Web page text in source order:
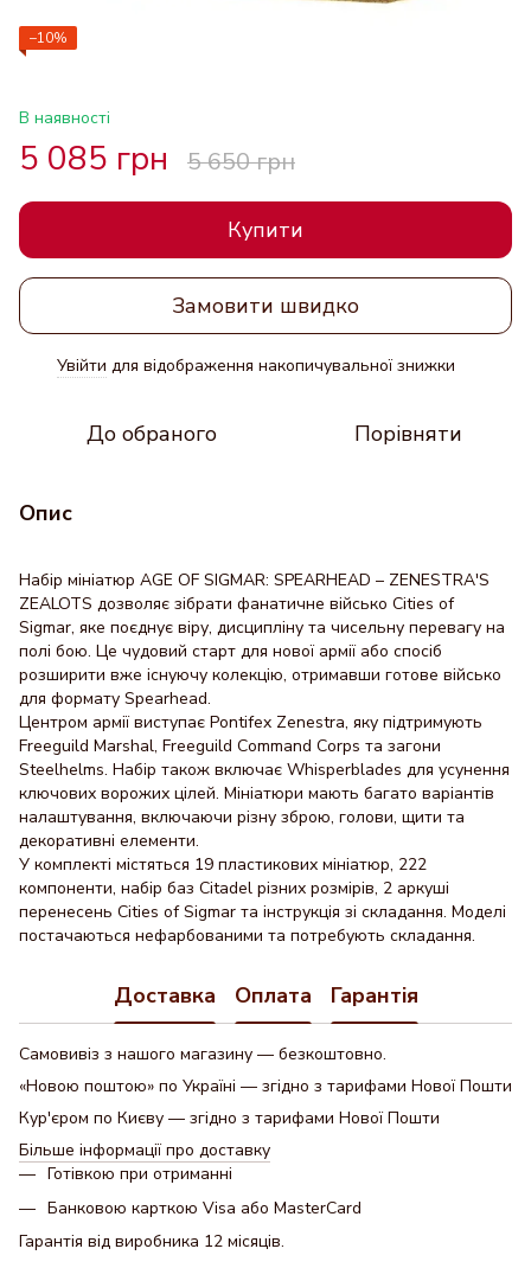
−10%
В наявності
5 085 грн 5 650 грн
Купити
Замовити швидко
Увійти для відображення накопичувальної знижки
До обраного Порівняти
Опис
Набір мініатюр AGE OF SIGMAR: SPEARHEAD – ZENESTRA'S
ZEALOTS дозволяє зібрати фанатичне військо Cities of
Sigmar, яке поєднує віру, дисципліну та чисельну перевагу на
полі бою. Це чудовий старт для нової армії або спосіб
розширити вже існуючу колекцію, отримавши готове військо
для формату Spearhead.
Центром армії виступає Pontifex Zenestra, яку підтримують
Freeguild Marshal, Freeguild Command Corps та загони
Steelhelms. Набір також включає Whisperblades для усунення
ключових ворожих цілей. Мініатюри мають багато варіантів
налаштування, включаючи різну зброю, голови, щити та
декоративні елементи.
У комплекті містяться 19 пластикових мініатюр, 222
компоненти, набір баз Citadel різних розмірів, 2 аркуші
перенесень Cities of Sigmar та інструкція зі складання. Моделі
постачаються нефарбованими та потребують складання.
Доставка Оплата Гарантія
Самовивіз з нашого магазину — безкоштовно.
«Новою поштою» по Україні — згідно з тарифами Нової Пошти
Кур'єром по Києву — згідно з тарифами Нової Пошти
Більше інформації про доставку
Готівкою при отриманні
Банковою карткою Visa або MasterCard
Гарантія від виробника 12 місяців.